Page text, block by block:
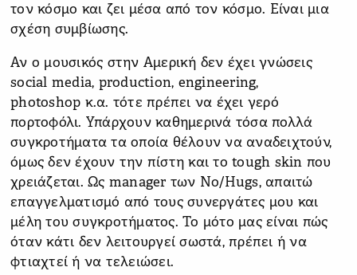
τον κόσμο και ζει μέσα από τον κόσμο. Είναι μια
σχέση συμβίωσης.
Αν ο μουσικός στην Αμερική δεν έχει γνώσεις
social media, production, engineering,
photoshop κ.α. τότε πρέπει να έχει γερό
πορτοφόλι. Υπάρχουν καθημερινά τόσα πολλά
συγκροτήματα τα οποία θέλουν να αναδειχτούν,
όμως δεν έχουν την πίστη και το tough skin που
χρειάζεται. Ως manager των No/Hugs, απαιτώ
επαγγελματισμό από τους συνεργάτες μου και
μέλη του συγκροτήματος. Το μότο μας είναι πώς
όταν κάτι δεν λειτουργεί σωστά, πρέπει ή να
φτιαχτεί ή να τελειώσει.